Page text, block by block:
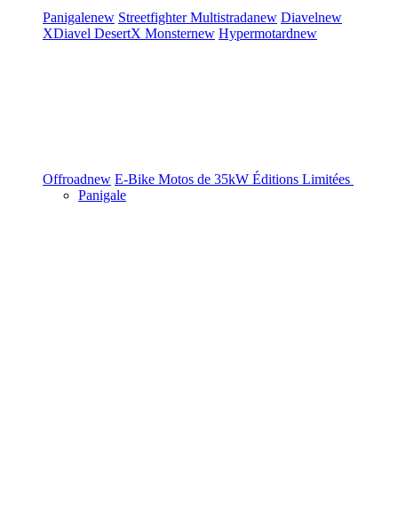
Panigalenew StreetfighterMultistradanew Diavelnew
XDiavel DesertX Monsternew Hypermotardnew
Offroadnew E-Bike Motos de 35kW Éditions Limitées
Panigale